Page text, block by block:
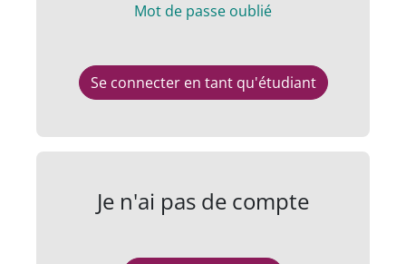
Mot de passe oublié
Se connecter en tant qu'étudiant
Je n'ai pas de compte